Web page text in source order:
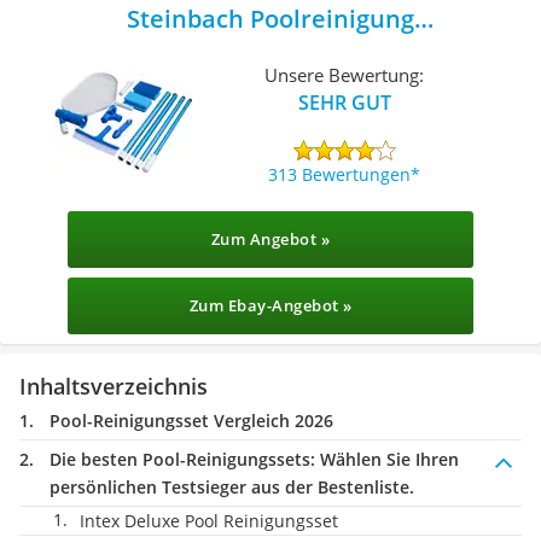
Steinbach Poolreinigung
Unsere Bewertung:
SEHR GUT
313 Bewertungen
Zum Angebot »
Zum Ebay-Angebot »
Inhaltsverzeichnis
Pool-Reinigungsset Vergleich 2026
Die besten Pool-Reinigungssets: Wählen Sie Ihren
persönlichen Testsieger aus der Bestenliste.
Intex Deluxe Pool Reinigungsset